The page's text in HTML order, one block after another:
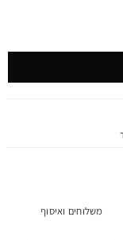
משלוחים ואיסוף